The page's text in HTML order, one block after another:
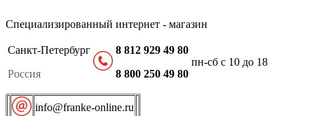
Специализированный интернет - магазин
Санкт-Петербург
Россия
8 812 929 49 80
8 800 250 49 80
пн-сб с 10 до 18
info@franke-online.ru